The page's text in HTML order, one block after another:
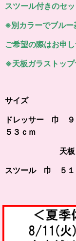
スツール付きのセッ
※別カラーでブルー
ご希望の際はお申し
※天板ガラストップ
サイズ
ドレッサー 巾 ９
５３ｃｍ
天板まで
スツール 巾 ５１